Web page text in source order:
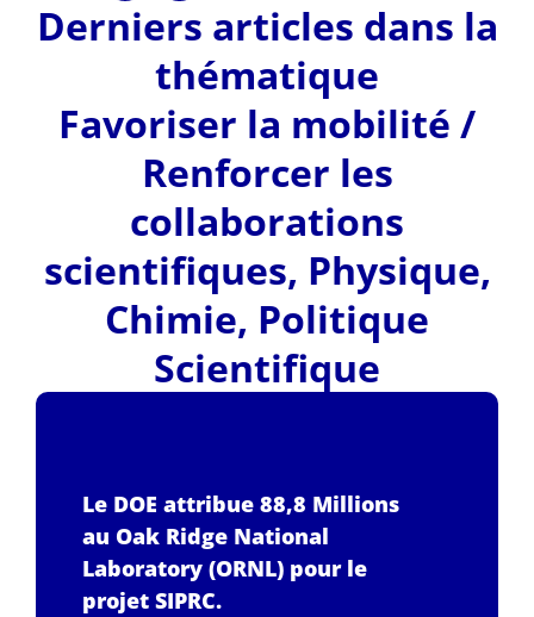
Derniers articles dans la
thématique
Favoriser la mobilité /
Renforcer les
collaborations
scientifiques, Physique,
Chimie, Politique
Scientifique
Le DOE attribue 88,8 Millions
au Oak Ridge National
Laboratory (ORNL) pour le
projet SIPRC.